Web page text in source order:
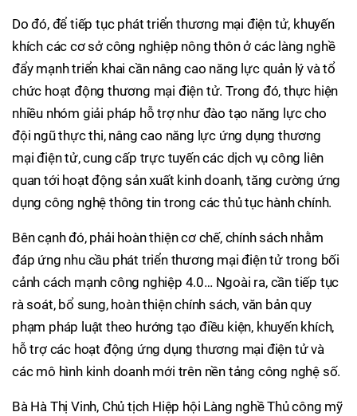
Do đó, để tiếp tục phát triển thương mại điện tử, khuyến
khích các cơ sở công nghiệp nông thôn ở các làng nghề
đẩy mạnh triển khai cần nâng cao năng lực quản lý và tổ
chức hoạt động thương mại điện tử. Trong đó, thực hiện
nhiều nhóm giải pháp hỗ trợ như đào tạo năng lực cho
đội ngũ thực thi, nâng cao năng lực ứng dụng thương
mại điện tử, cung cấp trực tuyến các dịch vụ công liên
quan tới hoạt động sản xuất kinh doanh, tăng cường ứng
dụng công nghệ thông tin trong các thủ tục hành chính.
Bên cạnh đó, phải hoàn thiện cơ chế, chính sách nhằm
đáp ứng nhu cầu phát triển thương mại điện tử trong bối
cảnh cách mạnh công nghiệp 4.0… Ngoài ra, cần tiếp tục
rà soát, bổ sung, hoàn thiện chính sách, văn bản quy
phạm pháp luật theo hướng tạo điều kiện, khuyến khích,
hỗ trợ các hoạt động ứng dụng thương mại điện tử và
các mô hình kinh doanh mới trên nền tảng công nghệ số.
Bà Hà Thị Vinh, Chủ tịch Hiệp hội Làng nghề Thủ công mỹ